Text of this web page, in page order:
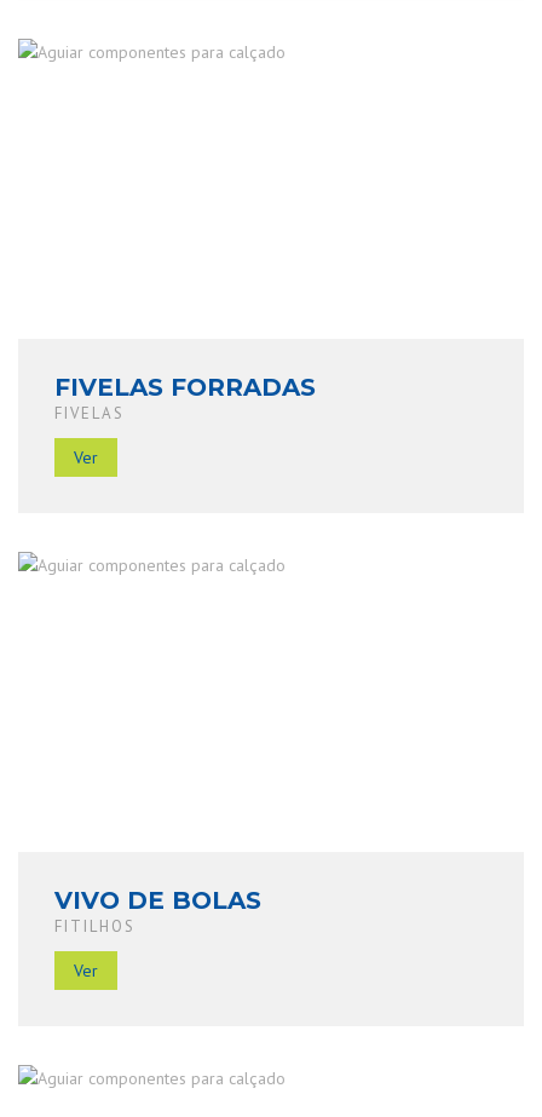
FIVELAS FORRADAS
FIVELAS
Ver
VIVO DE BOLAS
FITILHOS
Ver